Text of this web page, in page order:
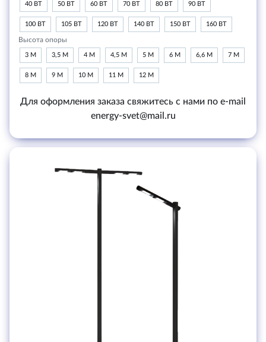
40 ВТ 50 ВТ 60 ВТ 70 ВТ 80 ВТ 90 ВТ
100 ВТ 105 ВТ 120 ВТ 140 ВТ 150 ВТ 160 ВТ
Высота опоры
3 М 3,5 М 4 М 4,5 М 5 М 6 М 6,6 М 7 М
8 М 9 М 10 М 11 М 12 М
Для оформления заказа свяжитесь с нами по e-mail
energy-svet@mail.ru